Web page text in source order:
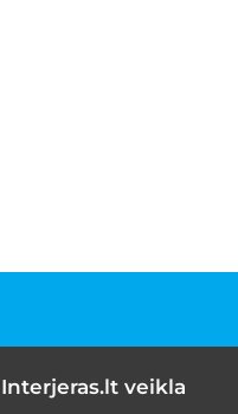
Interjeras.lt veikla